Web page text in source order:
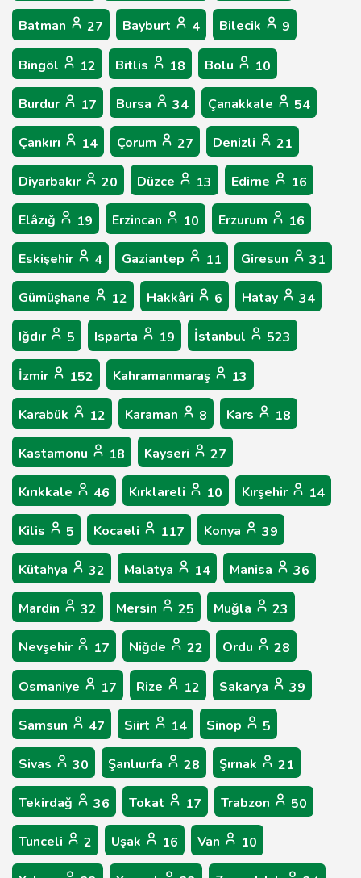
Batman 27 Bayburt 4 Bilecik 9
Bingöl 12 Bitlis 18 Bolu 10
Burdur 17 Bursa 34 Çanakkale 54
Çankırı 14 Çorum 27 Denizli 21
Diyarbakır 20 Düzce 13 Edirne 16
Elâzığ 19 Erzincan 10 Erzurum 16
Eskişehir 4 Gaziantep 11 Giresun 31
Gümüşhane 12 Hakkâri 6 Hatay 34
Iğdır 5 Isparta 19 İstanbul 523
İzmir 152 Kahramanmaraş 13
Karabük 12 Karaman 8 Kars 18
Kastamonu 18 Kayseri 27
Kırıkkale 46 Kırklareli 10 Kırşehir 14
Kilis 5 Kocaeli 117 Konya 39
Kütahya 32 Malatya 14 Manisa 36
Mardin 32 Mersin 25 Muğla 23
Nevşehir 17 Niğde 22 Ordu 28
Osmaniye 17 Rize 12 Sakarya 39
Samsun 47 Siirt 14 Sinop 5
Sivas 30 Şanlıurfa 28 Şırnak 21
Tekirdağ 36 Tokat 17 Trabzon 50
Tunceli 2 Uşak 16 Van 10